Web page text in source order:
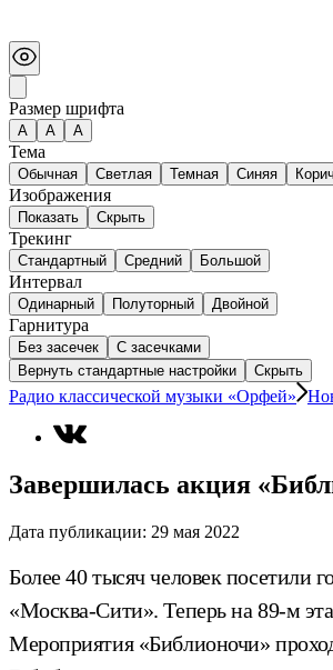
Размер шрифта
А A A
Тема
Обычная Светлая Темная Синяя
Изображения
Показать Скрыть
Трекинг
Стандартный Средний Большой
Интервал
Одинарный Полуторный Двойной
Гарнитура
Без засечек
С засечками
Вернуть стандартные настройки
Скрыть
Радио классической музыки «Орфей»
Завершилась акция
Дата публикации: 29 мая 2022
Более 40 тысяч человек посетили
«Москва-Сити». Теперь на 89-м
Мероприятия «Библионочи»